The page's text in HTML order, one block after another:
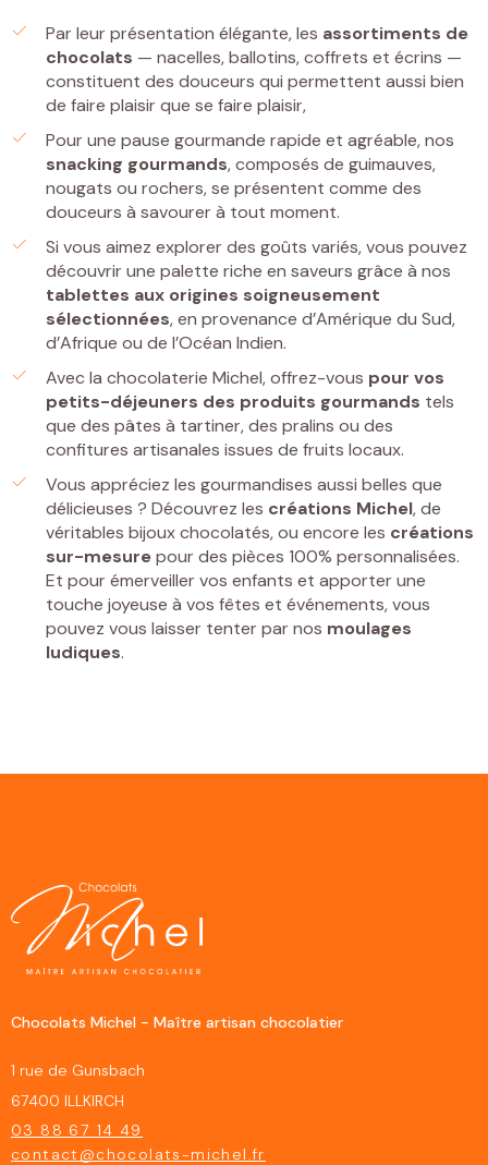
Par leur présentation élégante, les assortiments de
chocolats — nacelles, ballotins, coffrets et écrins —
constituent des douceurs qui permettent aussi bien
de faire plaisir que se faire plaisir,
Pour une pause gourmande rapide et agréable, nos
snacking gourmands, composés de guimauves,
nougats ou rochers, se présentent comme des
douceurs à savourer à tout moment.
Si vous aimez explorer des goûts variés, vous pouvez
découvrir une palette riche en saveurs grâce à nos
tablettes aux origines soigneusement
sélectionnées, en provenance d’Amérique du Sud,
d’Afrique ou de l’Océan Indien.
Avec la chocolaterie Michel, offrez-vous pour vos
petits-déjeuners des produits gourmands tels
que des pâtes à tartiner, des pralins ou des
confitures artisanales issues de fruits locaux.
Vous appréciez les gourmandises aussi belles que
délicieuses ? Découvrez les créations Michel, de
véritables bijoux chocolatés, ou encore les créations
sur-mesurepour des pièces 100% personnalisées.
Et pour émerveiller vos enfants et apporter une
touche joyeuse à vos fêtes et événements, vous
pouvez vous laisser tenter par nos moulages
ludiques.
Chocolats Michel - Maître artisan chocolatier
1 rue de Gunsbach
67400 ILLKIRCH
03 88 67 14 49
contact@chocolats-michel.fr